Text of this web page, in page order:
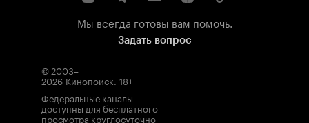
Мы всегда готовы вам помочь.
Задать вопрос
© 2003–
2026 Кинопоиск. 18+
Федеральные каналы
доступны для бесплатного
просмотра круглосуточно